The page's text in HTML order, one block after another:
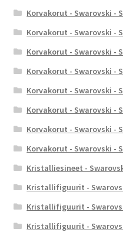
Korvakorut - Swarovski -
Korvakorut - Swarovski -
Korvakorut - Swarovski -
Korvakorut - Swarovski -
Korvakorut - Swarovski -
Korvakorut - Swarovski -
Korvakorut - Swarovski -
Korvakorut - Swarovski -
Kristalliesineet -
Kristallifiguurit -
Kristallifiguurit -
Kristallifiguurit -